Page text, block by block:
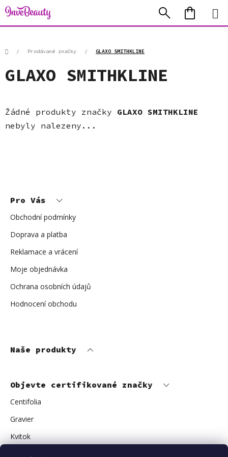
Přejít
na
obsah
Hledat
KOŠÍK
Domů/ Prodávané značky / GLAXO SMITHKLINE
GLAXO SMITHKLINE
Žádné produkty značky GLAXO SMITHKLINE
nebyly nalezeny...
Pro Vás
Obchodní podmínky
Doprava a platba
Reklamace a vrácení
Moje objednávka
Ochrana osobních údajů
Hodnocení obchodu
Naše produkty
Objevte certifikované značky
Centifolia
Gravier
Kvitok